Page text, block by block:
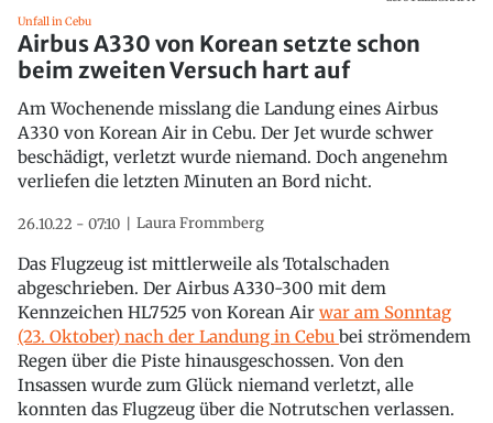
Unfall in Cebu
Airbus A330 von Korean setzte schon
beim zweiten Versuch hart auf
Am Wochenende misslang die Landung eines Airbus
A330 von Korean Air in Cebu. Der Jet wurde schwer
beschädigt, verletzt wurde niemand. Doch angenehm
verliefen die letzten Minuten an Bord nicht.
26.10.22 - 07:10 Laura Frommberg
Das Flugzeug ist mittlerweile als Totalschaden
abgeschrieben. Der Airbus A330-300 mit dem
Kennzeichen HL7525 von Korean Air war am Sonntag
(23. Oktober) nach der Landung in Cebu bei strömendem
Regen über die Piste hinausgeschossen. Von den
Insassen wurde zum Glück niemand verletzt, alle
konnten das Flugzeug über die Notrutschen verlassen.